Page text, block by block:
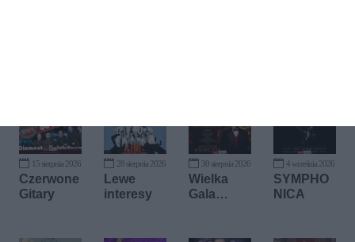
15 sierpnia 2026
Czerwone
Gitary
28 sierpnia 2026
Lewe
interesy
30 sierpnia 2026
Wielka
Gala
4 września 2026
SYMPHO
NICA